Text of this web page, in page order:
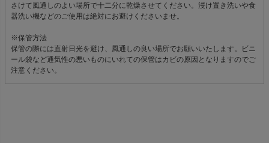
さけて風通しのよい場所で十二分に乾燥させてください。浸け置き洗いや食
器洗い機などのご使用は絶対にお避けくださいませ。
※保管方法
保管の際には直射日光を避け、風通しの良い場所でお願いいたします。ビニ
ール袋など通気性の悪いものにいれての保管はカビの原因となりますのでご
注意ください。